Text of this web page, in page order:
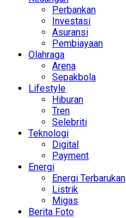
Perbankan
Investasi
Asuransi
Pembiayaan
Olahraga
Arena
Sepakbola
Lifestyle
Hiburan
Tren
Selebriti
Teknologi
Digital
Payment
Energi
Energi Terbarukan
Listrik
Migas
Berita Foto